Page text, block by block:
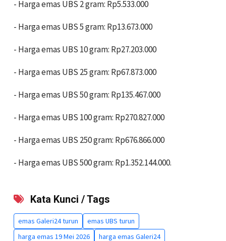
‎- Harga emas UBS 2 gram: Rp5.533.000
‎- Harga emas UBS 5 gram: Rp13.673.000
‎- Harga emas UBS 10 gram: Rp27.203.000
‎- Harga emas UBS 25 gram: Rp67.873.000
‎- Harga emas UBS 50 gram: Rp135.467.000
‎- Harga emas UBS 100 gram: Rp270.827.000
‎- Harga emas UBS 250 gram: Rp676.866.000
- Harga emas UBS 500 gram: Rp1.352.144.000.
Kata Kunci / Tags
emas Galeri24 turun
emas UBS turun
harga emas 19 Mei 2026
harga emas Galeri24